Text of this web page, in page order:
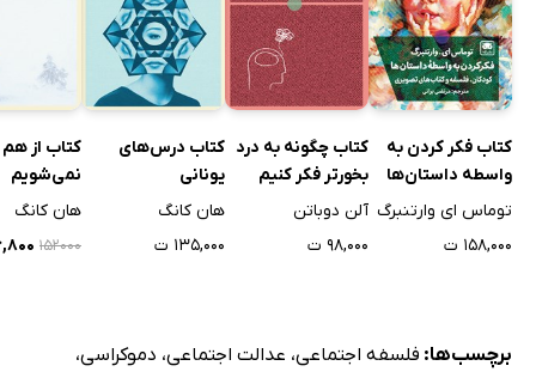
کتاب فکر کردن به
واسطه داستان‌ها
توماس ای وارتنبرگ
۱۵۸,۰۰۰ ت
کتاب چگونه به درد
بخورتر فکر کنیم
آلن دوباتن
۹۸,۰۰۰ ت
کتاب درس‌های
یونانی
هان کانگ
۱۳۵,۰۰۰ ت
کتاب از
نمی‌شویم
هان کانگ
۱۵۲۰۰۰
برچسب‌ها: فلسفه اجتماعی، عدالت اجتماعی، دموکراسی،